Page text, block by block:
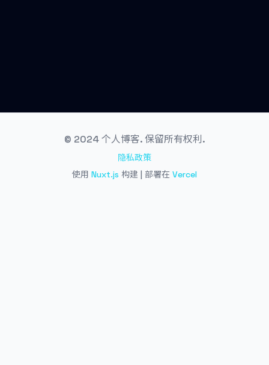
© 2024 个人博客. 保留所有权利.
隐私政策
使用 Nuxt.js 构建 | 部署在 Vercel